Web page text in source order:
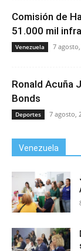
Comisión de
51.000 mil
Venezuela 7
Ronald Acuña
Bonds
Deportes 7 agosto,
Venezuela